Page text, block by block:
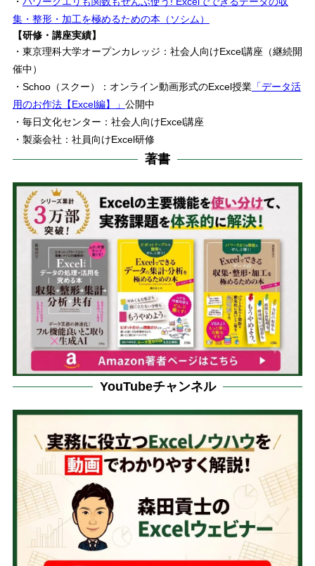
集・整形・加工を極めるための本（ソシム）
【研修・講座実績】
・東京理科大学オープンカレッジ：社会人向けExcel講座（継続開
催中）
・Schoo（スクー）：オンライン動画形式のExcel授業「データ活
用のお作法【Excel編】」 公開中
・毎日文化センター：社会人向けExcel講座
・製薬会社：社員向けExcel研修
著書
YouTubeチャンネル